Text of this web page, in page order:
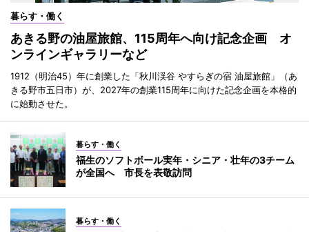
暮らす・働く
あきる野の油屋旅館、115周年へ向け記念企画 オ
ンラインギャラリーなど
1912（明治45）年に創業した「秋川渓谷 やすらぎの宿 油屋旅館」（あ
きる野市五日市）が、2027年の創業115周年に向けた記念企画を本格的
に始動させた。
暮らす・働く
福生のソフトボール実年・シニア・壮年の3チーム
が全国へ 市長を表敬訪問
暮らす・働く